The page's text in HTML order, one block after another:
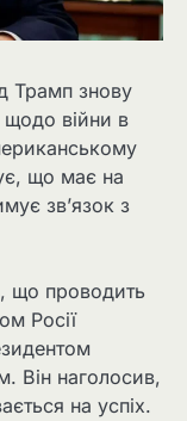
Трамп знову
війни в
що має на
зв’язок з
що проводить
Росії
Він наголосив,
на успіх.